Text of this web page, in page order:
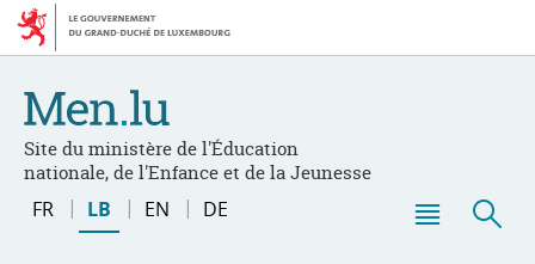
Bei
den
Aller
au
Site du ministère de l'Éducation
nationale, de l'Enfance et de la Jeunesse
Changer
FR LB EN DE